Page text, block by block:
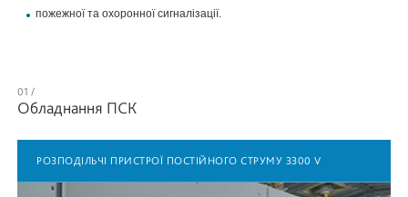
пожежної та охоронної сигналізації.
Обладнання ПСК
РОЗПОДІЛЬЧІ ПРИСТРОЇ ПОСТІЙНОГО СТРУМУ 3300 V